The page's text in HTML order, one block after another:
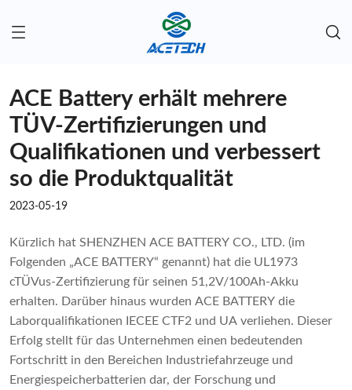
ACE Battery erhält mehrere
TÜV-Zertifizierungen und
Qualifikationen und verbessert
so die Produktqualität
2023-05-19
Kürzlich hat SHENZHEN ACE BATTERY CO., LTD. (im
Folgenden „ACE BATTERY“ genannt) hat die UL1973
cTÜVus-Zertifizierung für seinen 51,2V/100Ah-Akku
erhalten. Darüber hinaus wurden ACE BATTERY die
Laborqualifikationen IECEE CTF2 und UA verliehen. Dieser
Erfolg stellt für das Unternehmen einen bedeutenden
Fortschritt in den Bereichen Industriefahrzeuge und
Energiespeicherbatterien dar, der Forschung und